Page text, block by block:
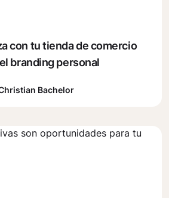
con tu tienda de comercio
branding personal
Bachelor